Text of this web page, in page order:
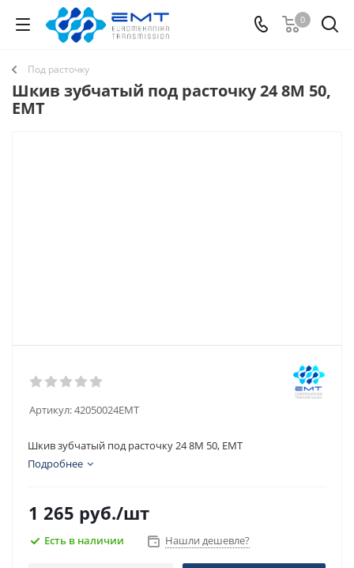
0
Под расточку
Шкив зубчатый под расточку 24 8M 50,
EMT
Артикул:42050024EMT
Шкив зубчатый под расточку 24 8M 50, EMT
Подробнее
1 265 руб./шт
Есть в наличии Нашли дешевле?